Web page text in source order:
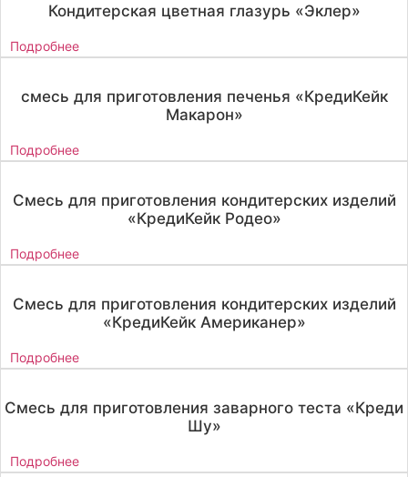
Кондитерская цветная глазурь «Эклер»
Подробнее
смесь для приготовления печенья «КредиКейк
Макарон»
Подробнее
Смесь для приготовления кондитерских изделий
«КредиКейк Родео»
Подробнее
Смесь для приготовления кондитерских изделий
«КредиКейк Американер»
Подробнее
Смесь для приготовления заварного теста «Креди
Шу»
Подробнее